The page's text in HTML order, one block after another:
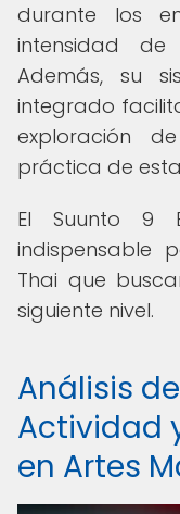
durante los
intensidad
Además, su
integrado
exploración
práctica de
El Suunto 9
indispensable
Thai que
siguiente nivel.
Análisis
Actividad
en Artes